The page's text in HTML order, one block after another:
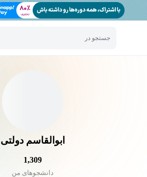
جستجو در
ابوالقاسم دولتی
1,309
دانشجو‌های من